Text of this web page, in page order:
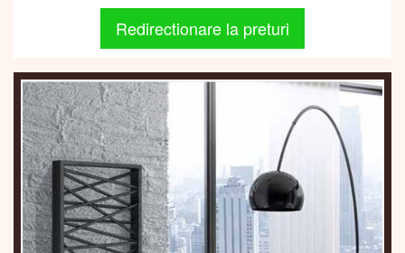
Redirectionare la preturi